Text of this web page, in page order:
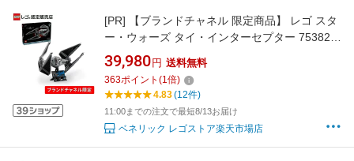
[PR]
【ブランドチャネル 限定商品】 レゴ スタ
ー・ウォーズ タイ・インターセプター 75382
おもちゃ 玩具 誕生日 プレゼント ブロック
LEGO 男性 女性
39,980 円 送料無料
363ポイント (1倍)
4.83(12件)
11:00までの注文で最短8/13お届け
ベネリック レゴストア楽天市場店